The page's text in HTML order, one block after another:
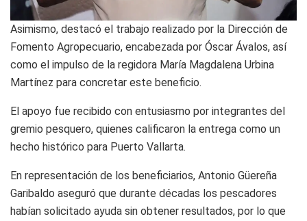
Asimismo, destacó el trabajo realizado por la Dirección de
Fomento Agropecuario, encabezada por Óscar Ávalos, así
como el impulso de la regidora María Magdalena Urbina
Martínez para concretar este beneficio.
El apoyo fue recibido con entusiasmo por integrantes del
gremio pesquero, quienes calificaron la entrega como un
hecho histórico para Puerto Vallarta.
En representación de los beneficiarios, Antonio Güereña
Garibaldo aseguró que durante décadas los pescadores
habían solicitado ayuda sin obtener resultados, por lo que